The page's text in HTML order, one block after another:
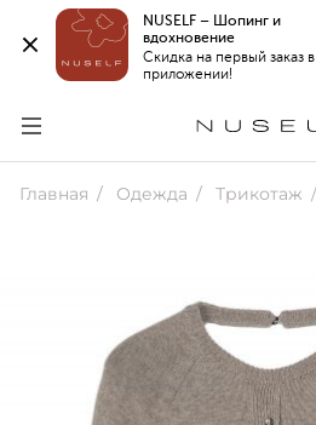
NUSELF – Шопинг и
вдохновение
Скидка на первый заказ в
приложении!
Главная Одежда Трикотаж